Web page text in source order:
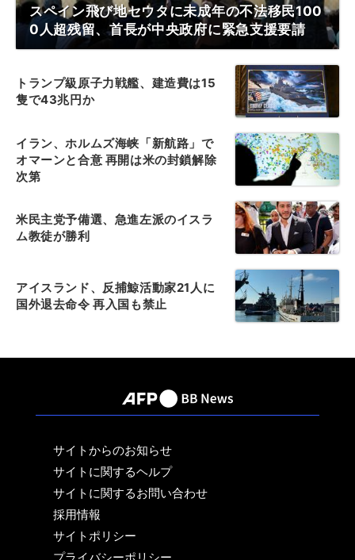
スペイン飛び地セウタに未成年の不法移民100
0人超残留、首長が中央政府に緊急支援要請
トランプ級原子力戦艦、建造費は15
隻で43兆円か
イラン、ホルムズ海峡「新航路」で
オマーンと合意 再開は米の封鎖解除
次第
米民主党予備選、急進左派のイスラ
ム教徒が勝利
アイスランド、反捕鯨活動家21人に
国外退去命令 再入国も禁止
サイトからのお知らせ
サイトに関するヘルプ
サイトに関するお問い合わせ
採用情報
サイトポリシー